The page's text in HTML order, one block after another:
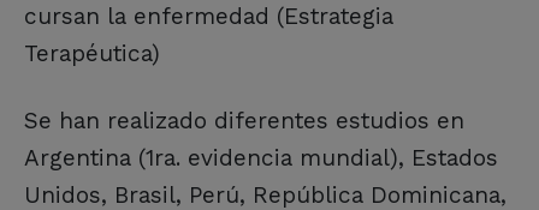
cursan la enfermedad (Estrategia
Terapéutica)
Se han realizado diferentes estudios en
Argentina (1ra. evidencia mundial), Estados
Unidos, Brasil, Perú, República Dominicana,